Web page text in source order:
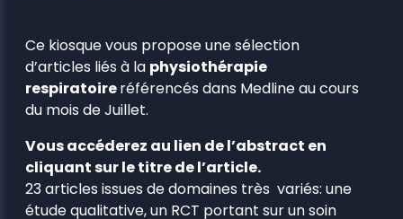
Ce kiosque vous propose une sélection
d’articles liés à la physiothérapie
respiratoireréférencés dans Medline au cours
du mois de Juillet.
Vous accéderez au lien de l’abstract en
cliquant sur le titre de l’article.
23 articles issues de domaines très variés: une
étude qualitative, un RCT portant sur un soin